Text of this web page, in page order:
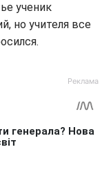
ученик
но учителя все